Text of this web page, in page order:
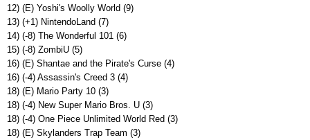
12) (E) Yoshi's Woolly World (9)
13) (+1) NintendoLand (7)
14) (-8) The Wonderful 101 (6)
15) (-8) ZombiU (5)
16) (E) Shantae and the Pirate's Curse (4)
16) (-4) Assassin's Creed 3 (4)
18) (E) Mario Party 10 (3)
18) (-4) New Super Mario Bros. U (3)
18) (-4) One Piece Unlimited World Red (3)
18) (E) Skylanders Trap Team (3)